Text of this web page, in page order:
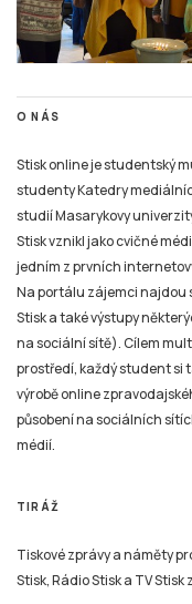
O NÁS
Stisk online je studentský
studenty Katedry
studií Masarykovy
Stisk vznikl jako cvičné
jedním z prvních
Na portálu zájemci najdou
Stisk a také výstupy
na sociální sítě). Cílem
prostředí, každý student si
výrobě online
působení na sociálních
médií.
TIRÁŽ
Tiskové zprávy a náměty
Stisk, Rádio Stisk a TV